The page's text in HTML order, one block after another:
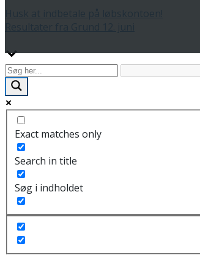
Exact matches only
Search in title
Søg i indholdet